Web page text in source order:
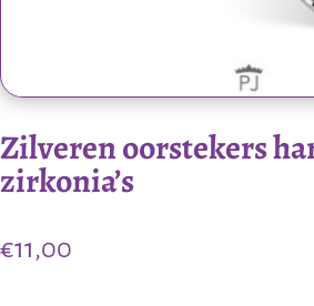
Zilveren oorstekers
zirkonia’s
€11,00